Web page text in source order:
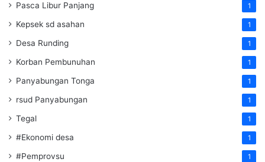
Pasca Libur Panjang 1
Kepsek sd asahan 1
Desa Runding 1
Korban Pembunuhan 1
Panyabungan Tonga 1
rsud Panyabungan 1
Tegal 1
#Ekonomi desa 1
#Pemprovsu 1